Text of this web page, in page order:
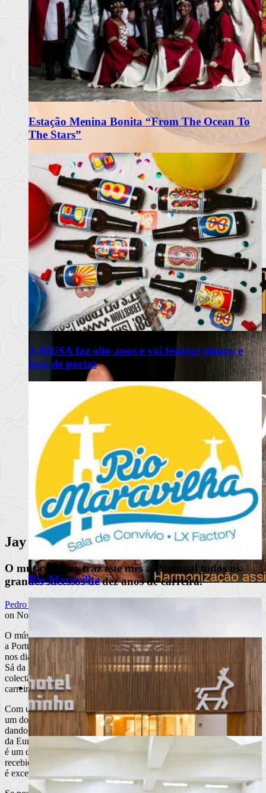
Estação Menina Bonita “From The Ocean To
The Stars”
A MUSA faz oito anos e vai festejar dentro e
fora de portas
Rio Maravilha
Matriarca Renova Carta de Verão
com Frescura e Sabores Portugueses
O restaurante Matriarca, no Porto, apresenta a sua nova carta
de verão 2
Ler mais+
Octávio Freitas, chef do Desarma, é o convidado de julho do
Palatial Atí
Ler mais+
Moda
Notícias
Eventos
Marcas
Beleza /Cosmética
Jay Jay Johanson
O músico sueco traz este mês a Portugal todos os
grandes sucessos de dez anos de carreira.
Pedro Marques
on Novembro 6, 2008 at 10:47 am
O músico sueco Jay-Jay Johanson (para nós Jay Jay) vai deslocar-se
a Portugal para realizar dois concertos. Os espectáculos decorrem
nos dias 17 (Lisboa, Aula Magna) e 18 de Dezembro (Porto, Teatro
Sá da Bandeira), nos quais será apresentado “Prologue”, uma
colectânea que reúne alguns dos maiores êxitos dos dez anos de
carreira do músico.
Com uma carreira bastante interessante a nível europeu, Jay Jay foi
um dos primeiros impulsionadores da cultura electro-pop nórdica,
dando a conhecer as potencialidades dos músicos oriundos do norte
da Europa. Praticamente “marginalizado” na sua terra natal, Jay Jay
é um dos músicos mais respeitados na Europa e a sua música tem
recebido rasgados elogios por parte da crítica europeia. Portugal não
é excepção.